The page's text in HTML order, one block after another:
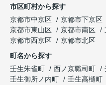
市区町村から探す
京都市中京区
京都市下京区
京都市東山区
京都市南区
京都市西京区
京都市北区
町名から探す
壬生朱雀町
西ノ京職司町
壬生御所ノ内町
壬生高樋町